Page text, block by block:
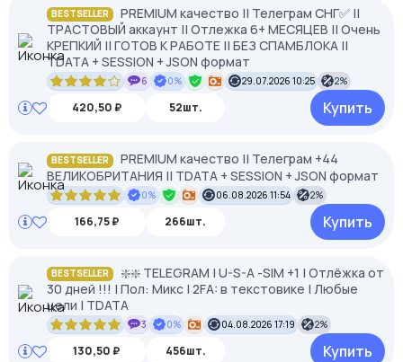
BESTSELLER
PREMIUM качество || Телеграм СНГ✅ ||
ТРАСТОВЫЙ аккаунт || Отлежка 6+ МЕСЯЦЕВ || Очень
КРЕПКИЙ || ГОТОВ К РАБОТЕ || БЕЗ СПАМБЛОКА ||
TDATA + SESSION + JSON формат
6 0% 29.07.2026 10:25 2%
420,50 ₽ 52шт. Купить
BESTSELLER
PREMIUM качество || Телеграм +44
ВЕЛИКОБРИТАНИЯ || TDATA + SESSION + JSON формат
0% 06.08.2026 11:54 2%
166,75 ₽ 266шт. Купить
BESTSELLER
❇️❇️ TELEGRAM | U-S-A -SIM +1 | Отлёжка от
30 дней !!! | Пол: Микс | 2FA: в текстовике | Любые
цели | TDATA
3 0% 04.08.2026 17:19 2%
130,50 ₽ 456шт. Купить